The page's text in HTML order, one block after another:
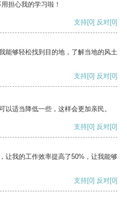
担心我的学习啦！
支持[0] 反对[0]
能够轻松找到目的地，了解当地的风土
支持[0] 反对[0]
以适当降低一些，这样会更加亲民。
支持[0] 反对[0]
让我的工作效率提高了50%，让我能够
支持[0] 反对[0]